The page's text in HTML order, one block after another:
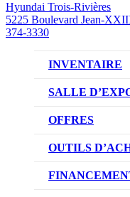
Hyundai Trois-Rivières
5225 Boulevard Jean-
374-3330
INVENTAIRE
SALLE
OFFRES
OFFRE DE
OFFRES
OUTILS
CL!QUEZ